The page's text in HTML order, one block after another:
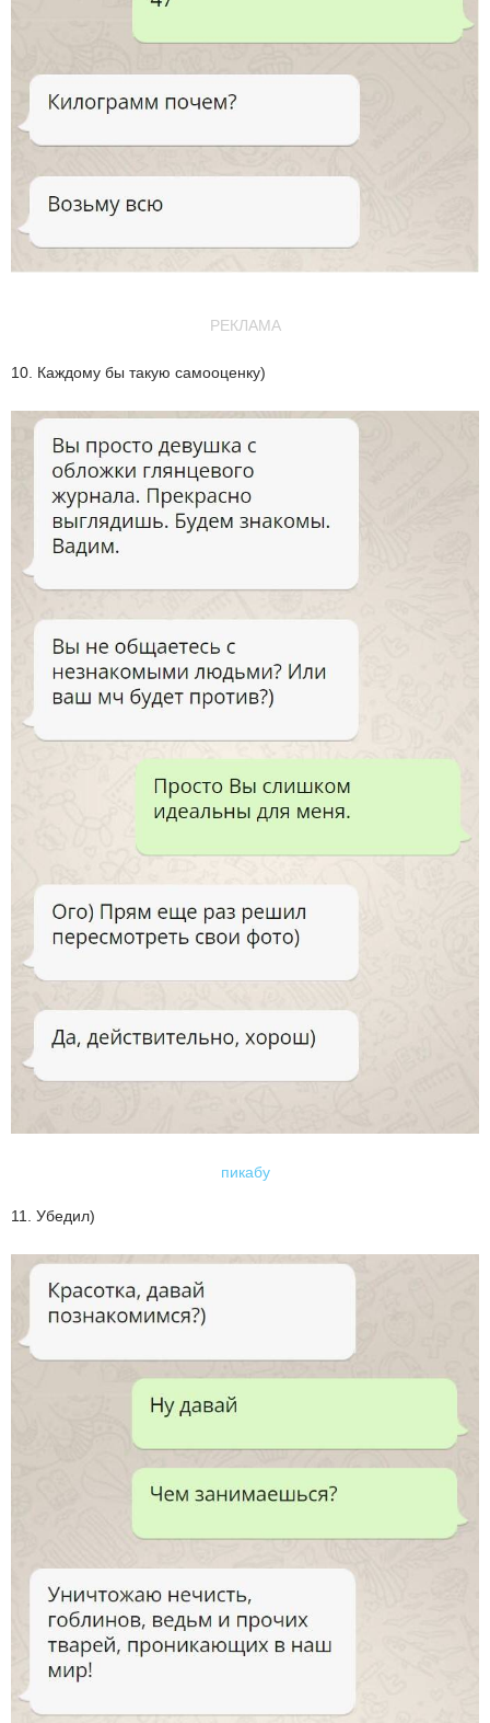
РЕКЛАМА
10. Каждому бы такую самооценку)
пикабу
11. Убедил)